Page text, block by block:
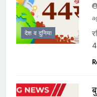
देश व दुनिया